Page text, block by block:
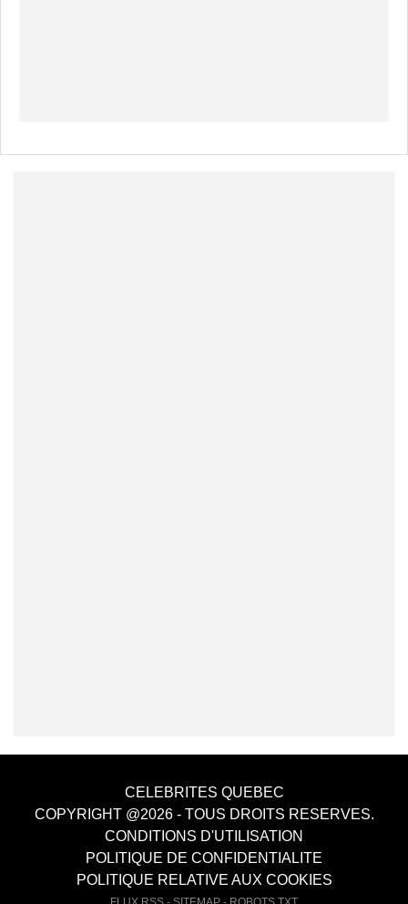
CELEBRITES QUEBEC
COPYRIGHT @2026 - TOUS DROITS RESERVES.
CONDITIONS D'UTILISATION
POLITIQUE DE CONFIDENTIALITE
POLITIQUE RELATIVE AUX COOKIES